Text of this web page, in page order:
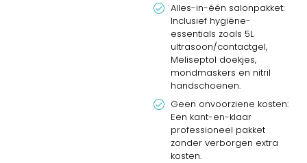
Alles-in-één salonpakket:
Inclusief hygiëne-
essentials zoals 5L
ultrasoon/contactgel,
Meliseptol doekjes,
mondmaskers en nitril
handschoenen.
Geen onvoorziene kosten:
Een kant-en-klaar
professioneel pakket
zonder verborgen extra
kosten.